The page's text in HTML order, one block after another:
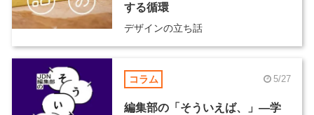
する循環
デザインの立ち話
コラム 5/27
編集部の「そういえば、」―学